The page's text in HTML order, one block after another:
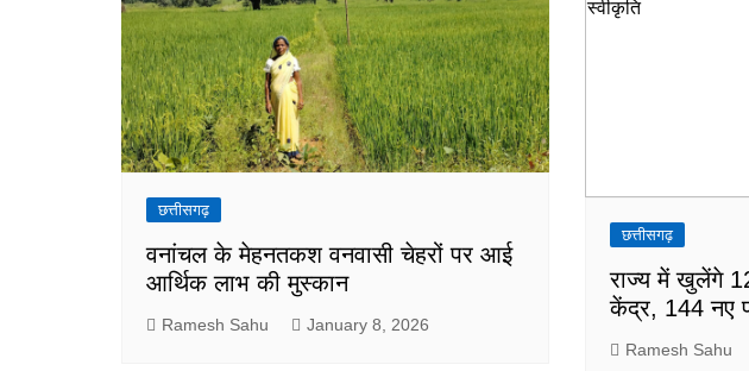
छत्तीसगढ़
वनांचल के मेहनतकश वनवासी चेहरों पर आई
आर्थिक लाभ की मुस्कान
Ramesh Sahu January 8, 2026
छत्तीसगढ़
राज्य में खुलेंगे
केंद्र, 144 नए
Ramesh Sahu